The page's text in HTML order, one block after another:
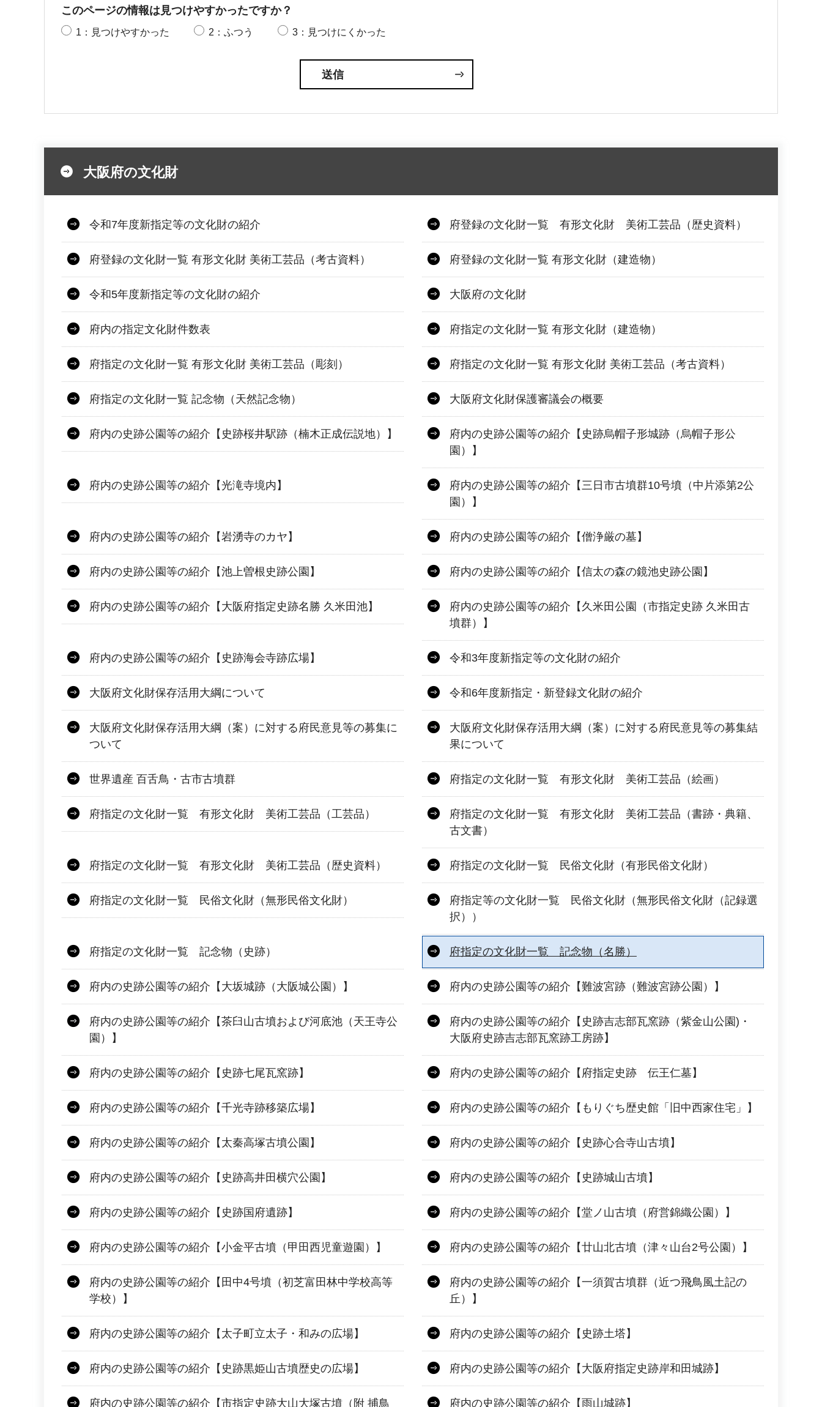
このページの情報は見つけやすかったですか？
1：見つけやすかった 2：ふつう 3：見つけにくかった
大阪府の文化財
令和7年度新指定等の文化財の紹介 府登録の文化財一覧 有形文化財 美術工芸品（歴史資料）
府登録の文化財一覧 有形文化財 美術工芸品（考古資料） 府登録の文化財一覧 有形文化財（建造物）
令和5年度新指定等の文化財の紹介 大阪府の文化財
府内の指定文化財件数表 府指定の文化財一覧 有形文化財（建造物）
府指定の文化財一覧 有形文化財 美術工芸品（彫刻） 府指定の文化財一覧 有形文化財 美術工芸品（考古資料）
府指定の文化財一覧 記念物（天然記念物） 大阪府文化財保護審議会の概要
府内の史跡公園等の紹介【史跡桜井駅跡（楠木正成伝説地）】
府内の史跡公園等の紹介【史跡烏帽子形城跡（烏帽子形公
園）】
府内の史跡公園等の紹介【光滝寺境内】
府内の史跡公園等の紹介【三日市古墳群10号墳（中片添第2公
園）】
府内の史跡公園等の紹介【岩湧寺のカヤ】 府内の史跡公園等の紹介【僧浄厳の墓】
府内の史跡公園等の紹介【池上曽根史跡公園】 府内の史跡公園等の紹介【信太の森の鏡池史跡公園】
府内の史跡公園等の紹介【大阪府指定史跡名勝 久米田池】
府内の史跡公園等の紹介【久米田公園（市指定史跡 久米田古
墳群）】
府内の史跡公園等の紹介【史跡海会寺跡広場】 令和3年度新指定等の文化財の紹介
大阪府文化財保存活用大綱について 令和6年度新指定・新登録文化財の紹介
大阪府文化財保存活用大綱（案）に対する府民意見等の募集に
ついて
大阪府文化財保存活用大綱（案）に対する府民意見等の募集結
果について
世界遺産 百舌鳥・古市古墳群 府指定の文化財一覧 有形文化財 美術工芸品（絵画）
府指定の文化財一覧 有形文化財 美術工芸品（工芸品）
府指定の文化財一覧 有形文化財 美術工芸品（書跡・典籍、
古文書）
府指定の文化財一覧 有形文化財 美術工芸品（歴史資料） 府指定の文化財一覧 民俗文化財（有形民俗文化財）
府指定の文化財一覧 民俗文化財（無形民俗文化財）
府指定等の文化財一覧 民俗文化財（無形民俗文化財（記録選
択））
府指定の文化財一覧 記念物（史跡） 府指定の文化財一覧 記念物（名勝）
府内の史跡公園等の紹介【大坂城跡（大阪城公園）】 府内の史跡公園等の紹介【難波宮跡（難波宮跡公園）】
府内の史跡公園等の紹介【茶臼山古墳および河底池（天王寺公
園）】
府内の史跡公園等の紹介【史跡吉志部瓦窯跡（紫金山公園)・
大阪府史跡吉志部瓦窯跡工房跡】
府内の史跡公園等の紹介【史跡七尾瓦窯跡】 府内の史跡公園等の紹介【府指定史跡 伝王仁墓】
府内の史跡公園等の紹介【千光寺跡移築広場】 府内の史跡公園等の紹介【もりぐち歴史館「旧中西家住宅」】
府内の史跡公園等の紹介【太秦高塚古墳公園】 府内の史跡公園等の紹介【史跡心合寺山古墳】
府内の史跡公園等の紹介【史跡高井田横穴公園】 府内の史跡公園等の紹介【史跡城山古墳】
府内の史跡公園等の紹介【史跡国府遺跡】 府内の史跡公園等の紹介【堂ノ山古墳（府営錦織公園）】
府内の史跡公園等の紹介【小金平古墳（甲田西児童遊園）】 府内の史跡公園等の紹介【廿山北古墳（津々山台2号公園）】
府内の史跡公園等の紹介【田中4号墳（初芝富田林中学校高等
学校）】
府内の史跡公園等の紹介【一須賀古墳群（近つ飛鳥風土記の
丘）】
府内の史跡公園等の紹介【太子町立太子・和みの広場】 府内の史跡公園等の紹介【史跡土塔】
府内の史跡公園等の紹介【史跡黒姫山古墳歴史の広場】 府内の史跡公園等の紹介【大阪府指定史跡岸和田城跡】
府内の史跡公園等の紹介【市指定史跡大山大塚古墳（附 捕鳥 府内の史跡公園等の紹介【雨山城跡】